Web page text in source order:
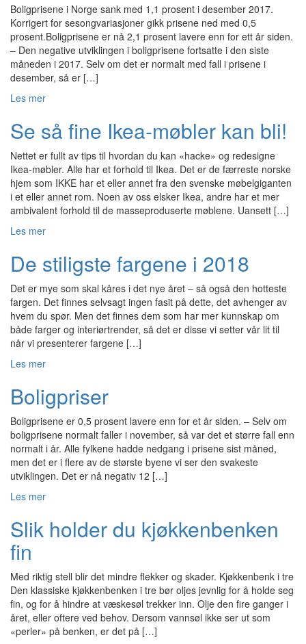
Boligprisene i Norge sank med 1,1 prosent i desember 2017.
Korrigert for sesongvariasjoner gikk prisene ned med 0,5
prosent.Boligprisene er nå 2,1 prosent lavere enn for ett år siden.
– Den negative utviklingen i boligprisene fortsatte i den siste
måneden i 2017. Selv om det er normalt med fall i prisene i
desember, så er […]
Les mer
Se så fine Ikea-møbler kan bli!
Nettet er fullt av tips til hvordan du kan «hacke» og redesigne
Ikea-møbler. Alle har et forhold til Ikea. Det er de færreste norske
hjem som IKKE har et eller annet fra den svenske møbelgiganten
i et eller annet rom. Noen av oss elsker Ikea, andre har et mer
ambivalent forhold til de masseproduserte møblene. Uansett […]
Les mer
De stiligste fargene i 2018
Det er mye som skal kåres i det nye året – så også den hotteste
fargen. Det finnes selvsagt ingen fasit på dette, det avhenger av
hvem du spør. Men det finnes dem som har mer kunnskap om
både farger og interiørtrender, så det er disse vi setter vår lit til
når vi presenterer fargene […]
Les mer
Boligpriser
Boligprisene er 0,5 prosent lavere enn for et år siden. – Selv om
boligprisene normalt faller i november, så var det et større fall enn
normalt i år. Alle fylkene hadde nedgang i prisene sist måned,
men det er i flere av de største byene vi ser den svakeste
utviklingen. Det er nå negativ 12 […]
Les mer
Slik holder du kjøkkenbenken
fin
Med riktig stell blir det mindre flekker og skader. Kjøkkenbenk i tre
Den klassiske kjøkkenbenken i tre bør oljes jevnlig for å holde seg
fin, og for å hindre at væskesøl trekker inn. Olje den fire ganger i
året, eller oftere ved behov. Dersom vannsøl ikke ser ut som
«perler» på benken, er det på […]